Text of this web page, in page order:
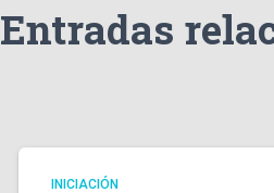
Entradas
INICIACIÓN